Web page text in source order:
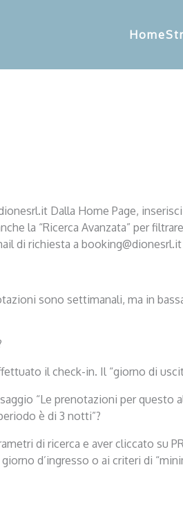
Home
Dalla Home Page,
la “Ricerca Avanzata” per
richiesta a booking@dionesrl.it
sono settimanali, ma in
il check-in. Il “giorno di
“Le prenotazioni per
è di 3 notti”?
di ricerca e aver cliccato su
d’ingresso o ai criteri di